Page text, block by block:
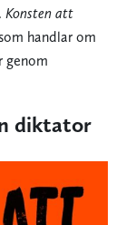
Konsten att
handlar om
genom
diktator